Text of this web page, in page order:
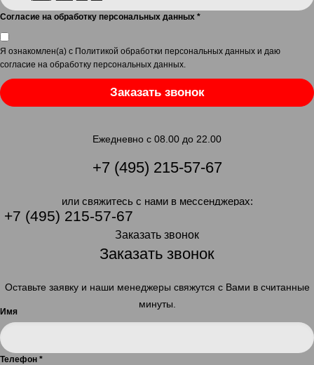
Согласие на обработку персональных данных *
Я ознакомлен(а) с Политикой обработки персональных данных и даю
согласие на обработку персональных данных
Заказать звонок
Ежедневно с 08.00 до 22.00
+7 (495) 215-57-67
или свяжитесь с нами в мессенджерах:
+7 (495) 215-57-67
Заказать звонок
Заказать звонок
Оставьте заявку и наши менеджеры свяжутся с Вами в считанные
минуты.
Имя
Телефон *